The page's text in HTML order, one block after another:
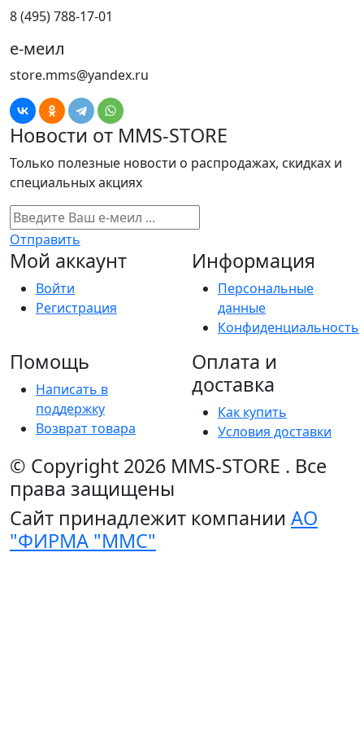
8 (495) 788-17-01
е-меил
store.mms@yandex.ru
Новости от MMS-STORE
Только полезные новости о распродажах, скидках и
специальных акциях
Отправить
Мой аккаунт
Войти
Регистрация
Информация
Персональные
данные
Конфиденциальность
Помощь
Написать в
поддержку
Возврат товара
Оплата и
доставка
Как купить
Условия доставки
© Copyright 2026 MMS-STORE . Все
права защищены
Сайт принадлежит компании АО
"ФИРМА "ММС"